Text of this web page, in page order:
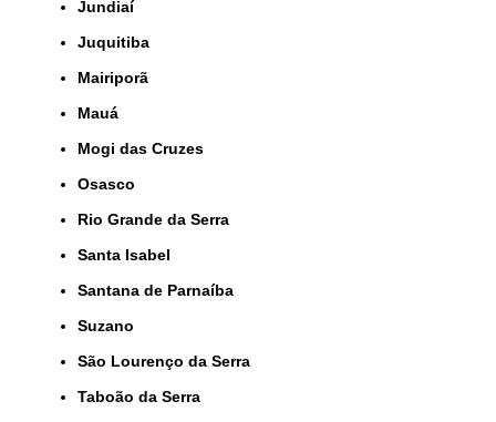
Jundiaí
Juquitiba
Mairiporã
Mauá
Mogi das Cruzes
Osasco
Rio Grande da Serra
Santa Isabel
Santana de Parnaíba
Suzano
São Lourenço da Serra
Taboão da Serra